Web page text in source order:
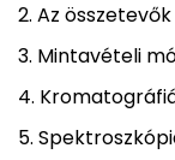
Az
Mintavételi